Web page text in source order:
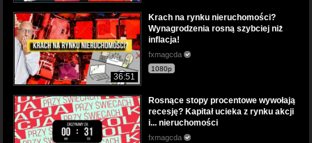
36:51
Krach na rynku nieruchomości?
Wynagrodzenia rosną szybciej niż
inflacja!
fxmagcda
1080p
Rosnące stopy procentowe wywołają
recesję? Kapitał ucieka z rynku akcji
i... nieruchomości
fxmagcda